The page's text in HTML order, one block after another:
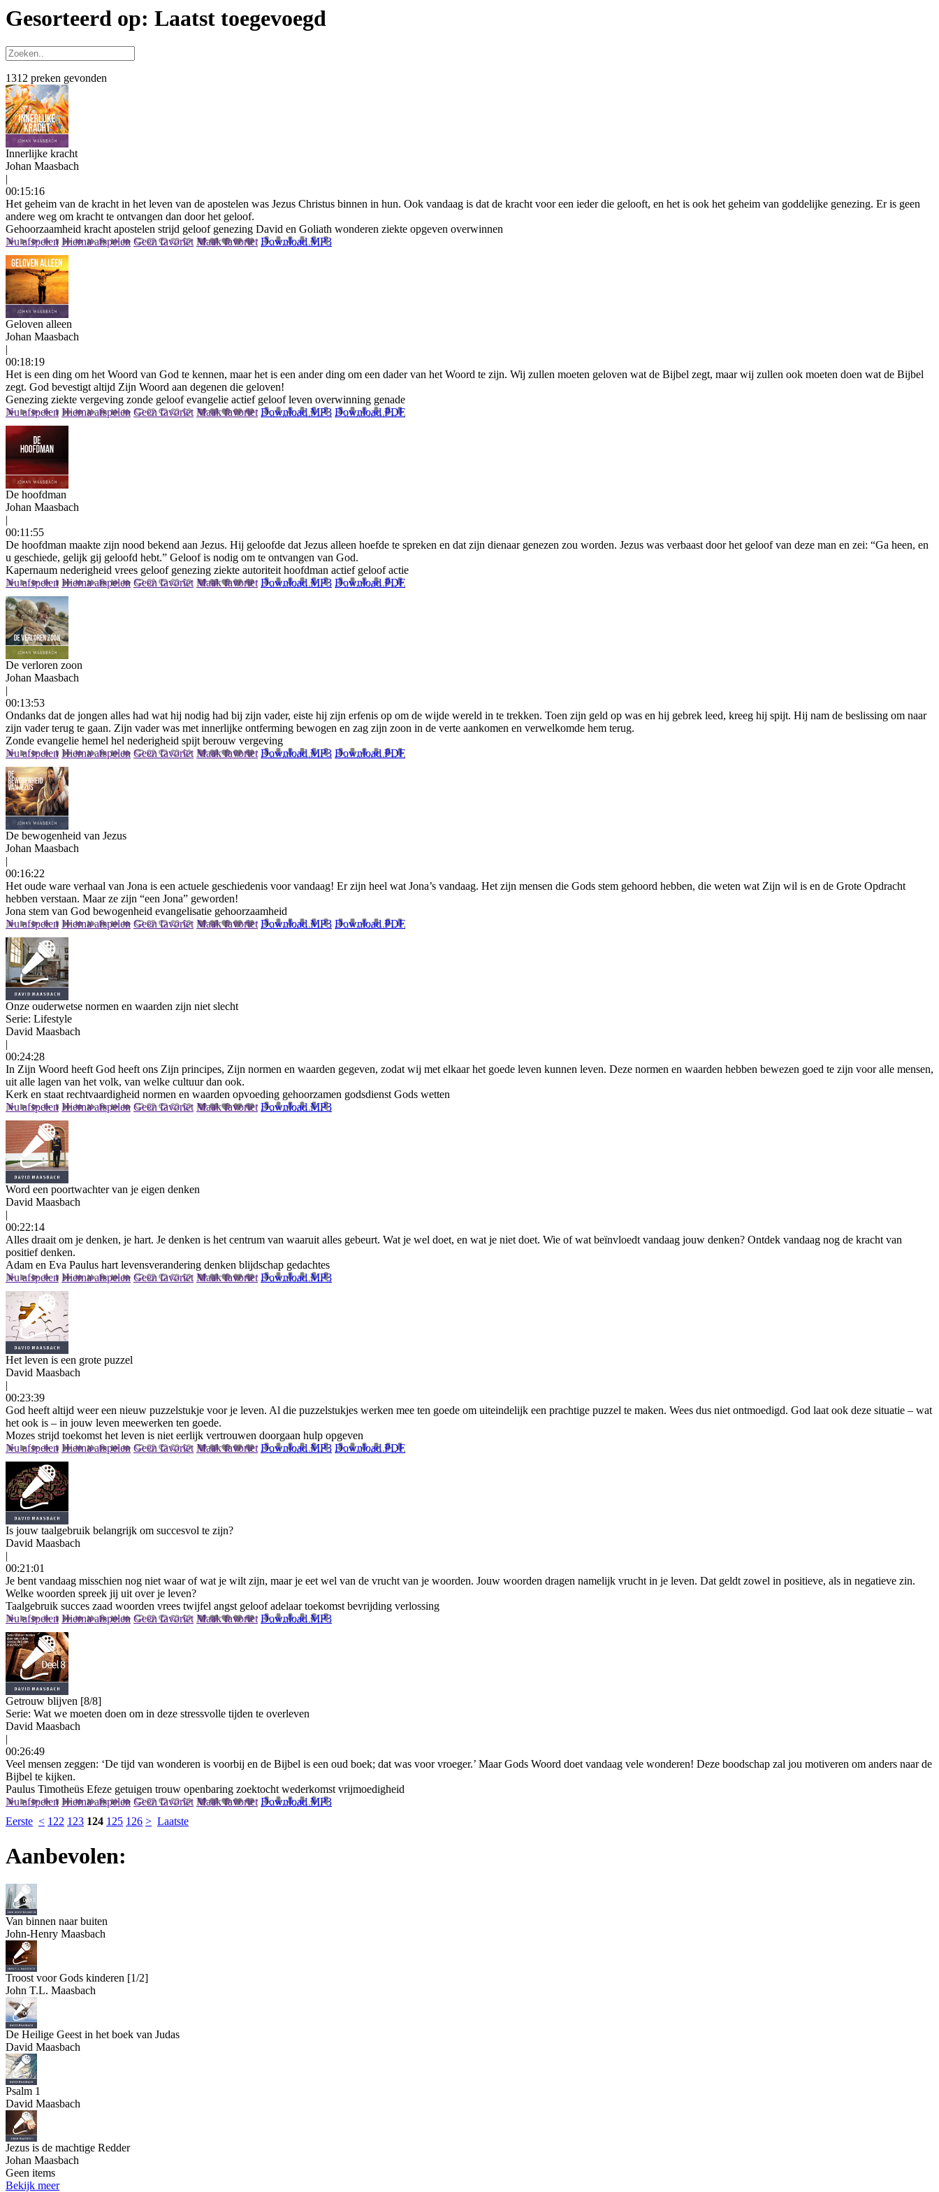
Gesorteerd op: Laatst toegevoegd
1312 preken gevonden
Innerlijke kracht
Johan Maasbach
|
00:15:16
Het geheim van de kracht in het leven van de apostelen was Jezus Christus binnen in hun. Ook vandaag is dat de kracht voor een ieder die gelooft, en het is ook het geheim van goddelijke genezing. Er is geen
andere weg om kracht te ontvangen dan door het geloof.
Gehoorzaamheid kracht apostelen strijd geloof genezing David en Goliath wonderen ziekte opgeven overwinnen
Nu afspelen Hierna afspelen Geen favoriet Maak favoriet Download MP3
Geloven alleen
Johan Maasbach
|
00:18:19
Het is een ding om het Woord van God te kennen, maar het is een ander ding om een dader van het Woord te zijn. Wij zullen moeten geloven wat de Bijbel zegt, maar wij zullen ook moeten doen wat de Bijbel
zegt. God bevestigt altijd Zijn Woord aan degenen die geloven!
Genezing ziekte vergeving zonde geloof evangelie actief geloof leven overwinning genade
Nu afspelen Hierna afspelen Geen favoriet Maak favoriet Download MP3 Download PDF
De hoofdman
Johan Maasbach
|
00:11:55
De hoofdman maakte zijn nood bekend aan Jezus. Hij geloofde dat Jezus alleen hoefde te spreken en dat zijn dienaar genezen zou worden. Jezus was verbaast door het geloof van deze man en zei: “Ga heen, en
u geschiede, gelijk gij geloofd hebt.” Geloof is nodig om te ontvangen van God.
Kapernaum nederigheid vrees geloof genezing ziekte autoriteit hoofdman actief geloof actie
Nu afspelen Hierna afspelen Geen favoriet Maak favoriet Download MP3 Download PDF
De verloren zoon
Johan Maasbach
|
00:13:53
Ondanks dat de jongen alles had wat hij nodig had bij zijn vader, eiste hij zijn erfenis op om de wijde wereld in te trekken. Toen zijn geld op was en hij gebrek leed, kreeg hij spijt. Hij nam de beslissing om naar
zijn vader terug te gaan. Zijn vader was met innerlijke ontferming bewogen en zag zijn zoon in de verte aankomen en verwelkomde hem terug.
Zonde evangelie hemel hel nederigheid spijt berouw vergeving
Nu afspelen Hierna afspelen Geen favoriet Maak favoriet Download MP3 Download PDF
De bewogenheid van Jezus
Johan Maasbach
|
00:16:22
Het oude ware verhaal van Jona is een actuele geschiedenis voor vandaag! Er zijn heel wat Jona’s vandaag. Het zijn mensen die Gods stem gehoord hebben, die weten wat Zijn wil is en de Grote Opdracht
hebben verstaan. Maar ze zijn “een Jona” geworden!
Jona stem van God bewogenheid evangelisatie gehoorzaamheid
Nu afspelen Hierna afspelen Geen favoriet Maak favoriet Download MP3 Download PDF
Onze ouderwetse normen en waarden zijn niet slecht
Serie: Lifestyle
David Maasbach
|
00:24:28
In Zijn Woord heeft God heeft ons Zijn principes, Zijn normen en waarden gegeven, zodat wij met elkaar het goede leven kunnen leven. Deze normen en waarden hebben bewezen goed te zijn voor alle mensen,
uit alle lagen van het volk, van welke cultuur dan ook.
Kerk en staat rechtvaardigheid normen en waarden opvoeding gehoorzamen godsdienst Gods wetten
Nu afspelen Hierna afspelen Geen favoriet Maak favoriet Download MP3
Word een poortwachter van je eigen denken
David Maasbach
|
00:22:14
Alles draait om je denken, je hart. Je denken is het centrum van waaruit alles gebeurt. Wat je wel doet, en wat je niet doet. Wie of wat beïnvloedt vandaag jouw denken? Ontdek vandaag nog de kracht van
positief denken.
Adam en Eva Paulus hart levensverandering denken blijdschap gedachtes
Nu afspelen Hierna afspelen Geen favoriet Maak favoriet Download MP3
Het leven is een grote puzzel
David Maasbach
|
00:23:39
God heeft altijd weer een nieuw puzzelstukje voor je leven. Al die puzzelstukjes werken mee ten goede om uiteindelijk een prachtige puzzel te maken. Wees dus niet ontmoedigd. God laat ook deze situatie – wat
het ook is – in jouw leven meewerken ten goede.
Mozes strijd toekomst het leven is niet eerlijk vertrouwen doorgaan hulp opgeven
Nu afspelen Hierna afspelen Geen favoriet Maak favoriet Download MP3 Download PDF
Is jouw taalgebruik belangrijk om succesvol te zijn?
David Maasbach
|
00:21:01
Je bent vandaag misschien nog niet waar of wat je wilt zijn, maar je eet wel van de vrucht van je woorden. Jouw woorden dragen namelijk vrucht in je leven. Dat geldt zowel in positieve, als in negatieve zin.
Welke woorden spreek jij uit over je leven?
Taalgebruik succes zaad woorden vrees twijfel angst geloof adelaar toekomst bevrijding verlossing
Nu afspelen Hierna afspelen Geen favoriet Maak favoriet Download MP3
Getrouw blijven [8/8]
Serie: Wat we moeten doen om in deze stressvolle tijden te overleven
David Maasbach
|
00:26:49
Veel mensen zeggen: ‘De tijd van wonderen is voorbij en de Bijbel is een oud boek; dat was voor vroeger.’ Maar Gods Woord doet vandaag vele wonderen! Deze boodschap zal jou motiveren om anders naar de
Bijbel te kijken.
Paulus Timotheüs Efeze getuigen trouw openbaring zoektocht wederkomst vrijmoedigheid
Nu afspelen Hierna afspelen Geen favoriet Maak favoriet Download MP3
Eerste < 122 123 124 125 126 > Laatste
Aanbevolen:
Van binnen naar buiten
John-Henry Maasbach
Troost voor Gods kinderen [1/2]
John T.L. Maasbach
De Heilige Geest in het boek van Judas
David Maasbach
Psalm 1
David Maasbach
Jezus is de machtige Redder
Johan Maasbach
Geen items
Bekijk meer